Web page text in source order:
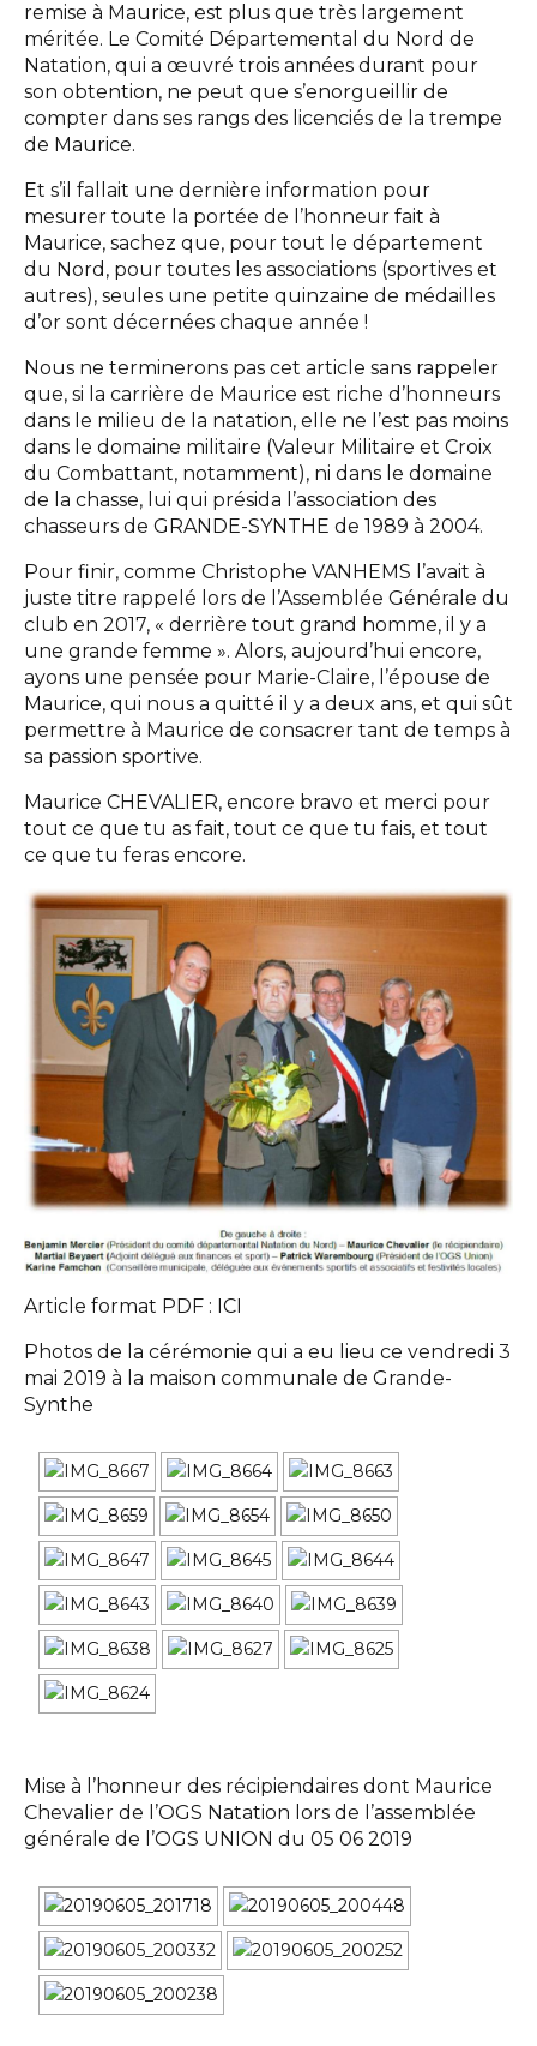
remise à Maurice, est plus que très largement
méritée. Le Comité Départemental du Nord de
Natation, qui a œuvré trois années durant pour
son obtention, ne peut que s’enorgueillir de
compter dans ses rangs des licenciés de la trempe
de Maurice.
Et s’il fallait une dernière information pour
mesurer toute la portée de l’honneur fait à
Maurice, sachez que, pour tout le département
du Nord, pour toutes les associations (sportives et
autres), seules une petite quinzaine de médailles
d’or sont décernées chaque année !
Nous ne terminerons pas cet article sans rappeler
que, si la carrière de Maurice est riche d’honneurs
dans le milieu de la natation, elle ne l’est pas moins
dans le domaine militaire (Valeur Militaire et Croix
du Combattant, notamment), ni dans le domaine
de la chasse, lui qui présida l’association des
chasseurs de GRANDE-SYNTHE de 1989 à 2004.
Pour finir, comme Christophe VANHEMS l’avait à
juste titre rappelé lors de l’Assemblée Générale du
club en 2017, « derrière tout grand homme, il y a
une grande femme ». Alors, aujourd’hui encore,
ayons une pensée pour Marie-Claire, l’épouse de
Maurice, qui nous a quitté il y a deux ans, et qui sût
permettre à Maurice de consacrer tant de temps à
sa passion sportive.
Maurice CHEVALIER, encore bravo et merci pour
tout ce que tu as fait, tout ce que tu fais, et tout
ce que tu feras encore.
Article format PDF : ICI
Photos de la cérémonie qui a eu lieu ce vendredi 3
mai 2019 à la maison communale de Grande-
Synthe
Mise à l’honneur des récipiendaires dont Maurice
Chevalier de l’OGS Natation lors de l’assemblée
générale de l’OGS UNION du 05 06 2019